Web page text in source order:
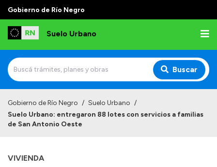
Gobierno de Río Negro
Suelo Urbano
Buscar
Gobierno de Río Negro / Suelo Urbano /
Suelo Urbano: entregaron 88 lotes con servicios a familias
de San Antonio Oeste
VIVIENDA